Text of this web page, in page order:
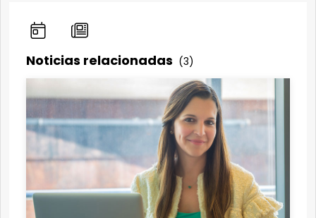
Noticias relacionadas (3)